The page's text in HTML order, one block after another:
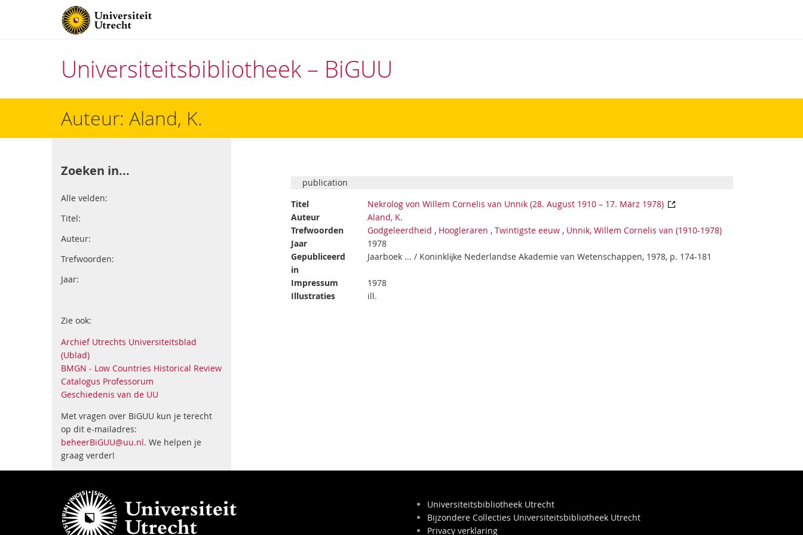
Universiteitsbibliotheek – BiGUU
Auteur: Aland, K.
Zoeken in...
Alle velden:
Titel:
Auteur:
Trefwoorden:
Jaar:
Zie ook:
Archief Utrechts Universiteitsblad
(Ublad)
BMGN - Low Countries Historical Review
Catalogus Professorum
Geschiedenis van de UU
Met vragen over BiGUU kun je terecht
op dit e-mailadres:
beheerBiGUU@uu.nl. We helpen je
graag verder!
publication
Titel
Nekrolog von Willem Cornelis van Unnik (28. August 1910 – 17. März 1978)
Auteur
Aland, K.
Trefwoorden
Godgeleerdheid , Hoogleraren ,Twintigste eeuw , Unnik, Willem Cornelis van (1910-1978)
Jaar
1978
Gepubliceerd
in
Jaarboek ... / Koninklĳke Nederlandse Akademie van Wetenschappen, 1978, p. 174-181
Impressum
1978
Illustraties
ill.
Universiteitsbibliotheek Utrecht
Bijzondere Collecties Universiteitsbibliotheek Utrecht
Privacy verklaring